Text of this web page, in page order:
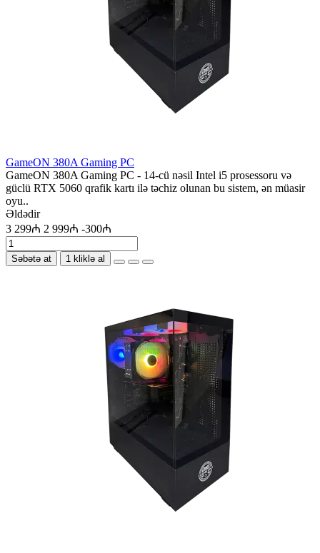
GameON 380A Gaming PC
GameON 380A Gaming PC - ​14-cü nəsil Intel i5 prosessoru və
güclü RTX 5060 qrafik kartı ilə təchiz olunan bu sistem, ən müasir
oyu..
Əldədir
3 299₼ 2 999₼ -300₼
Səbətə at 1 kliklə al